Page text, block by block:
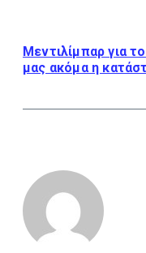
Μεντιλίμπαρ για
μας ακόμα η